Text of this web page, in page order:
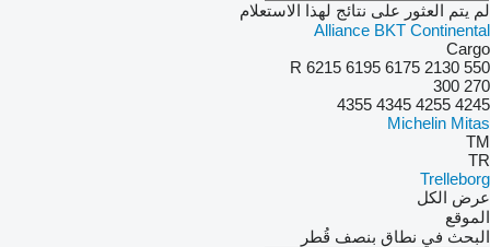
لم يتم العثور على نتائج لهذا الاستعلام
Alliance BKT Continental
Cargo
550
2130
6175
6195 R
6215
270
300
4245
4255
4345
4355
Michelin Mitas
TM
TR
Trelleborg
عرض الكل
الموقع
البحث في نطاق بنصف قُطر